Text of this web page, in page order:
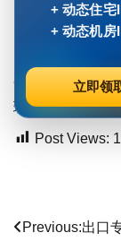
穿云代理，
无论你选择动
99%以上。一次
理服务。让我们
Post Views:
文Previous:出口
+ 动态住宅
+ 动态机房
立即领